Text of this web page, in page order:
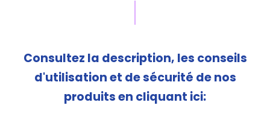
Consultez la description, les conseils
d'utilisation et de sécurité de nos
produits en cliquant ici: